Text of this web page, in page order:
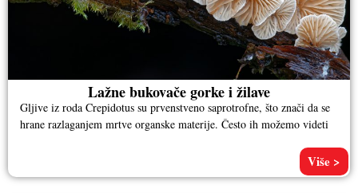
Lažne bukovače gorke i žilave
Gljive iz roda Crepidotus su prvenstveno saprotrofne, što znači da se
hrane razlaganjem mrtve organske materije. Često ih možemo videti
Više >